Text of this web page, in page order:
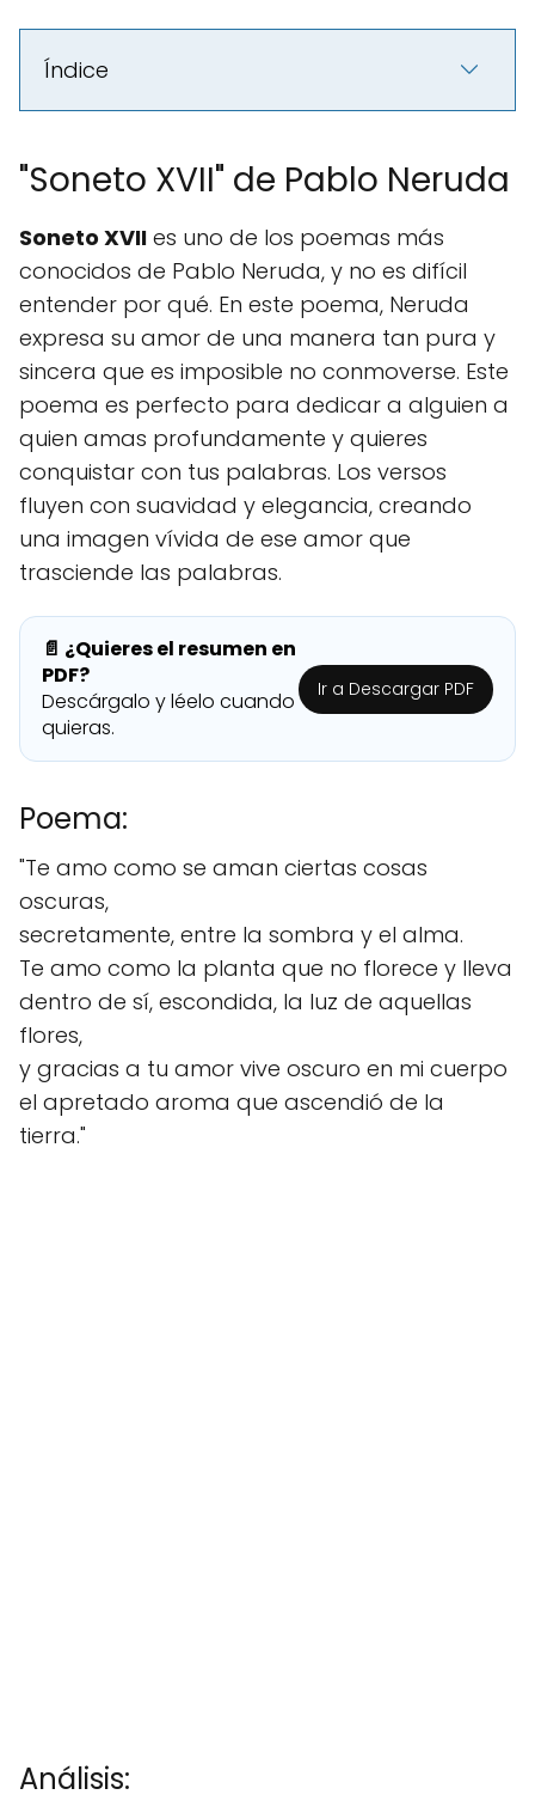
Índice
"Soneto XVII" de Pablo Neruda
Soneto XVII es uno de los poemas más
conocidos de Pablo Neruda, y no es difícil
entender por qué. En este poema, Neruda
expresa su amor de una manera tan pura y
sincera que es imposible no conmoverse. Este
poema es perfecto para dedicar a alguien a
quien amas profundamente y quieres
conquistar con tus palabras. Los versos
fluyen con suavidad y elegancia, creando
una imagen vívida de ese amor que
trasciende las palabras.
📄 ¿Quieres el resumen en
PDF?
Descárgalo y léelo cuando
quieras.
Ir a Descargar PDF
Poema:
"Te amo como se aman ciertas cosas
oscuras,
secretamente, entre la sombra y el alma.
Te amo como la planta que no florece y lleva
dentro de sí, escondida, la luz de aquellas
flores,
y gracias a tu amor vive oscuro en mi cuerpo
el apretado aroma que ascendió de la
tierra."
Análisis: